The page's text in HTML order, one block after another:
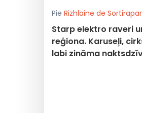
Pie Rizhlaine de
Starp elektro raveri
reģiona. Karuseļi,
labi zināma